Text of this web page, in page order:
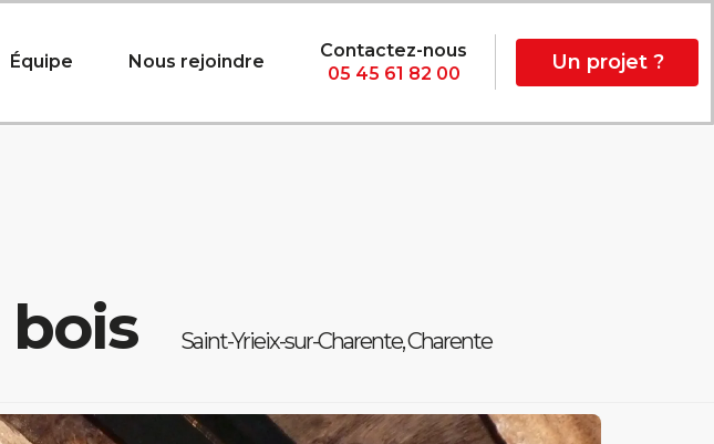
Équipe Nous rejoindre
Contactez-nous
05 45 61 82 00
Un projet ?
Saint-Yrieix-sur-Charente, Charente